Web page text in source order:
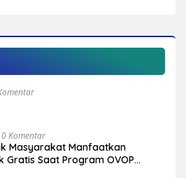
0 Komentar
Masyarakat Manfaatkan
Gratis Saat Program OVOP